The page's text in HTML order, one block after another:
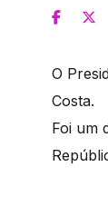
O
Costa.
Foi um